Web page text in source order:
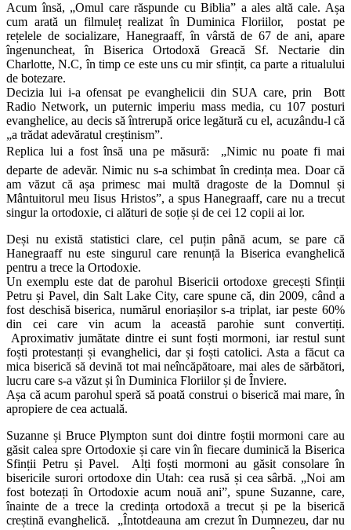
Acum însă, „Omul care răspunde cu Biblia” a ales altă cale. Așa
cum arată un filmuleț realizat în Duminica Floriilor, postat pe
rețelele de socializare, Hanegraaff, în vârstă de 67 de ani, apare
îngenuncheat, în Biserica Ortodoxă Greacă Sf. Nectarie din
Charlotte, N.C, în timp ce este uns cu mir sfințit, ca parte a ritualului
de botezare.
Decizia lui i-a ofensat pe evanghelicii din SUA care, prin Bott
Radio Network, un puternic imperiu mass media, cu 107 posturi
evanghelice, au decis să întrerupă orice legătură cu el, acuzându-l că
„a trădat adevăratul creștinism”.
Replica lui a fost însă una pe măsură: „Nimic nu poate fi mai
departe de adevăr. Nimic nu s-a schimbat în credința mea. Doar că
am văzut că așa primesc mai multă dragoste de la Domnul și
Mântuitorul meu Iisus Hristos”, a spus Hanegraaff, care nu a trecut
singur la ortodoxie, ci alături de soție și de cei 12 copii ai lor.
Deși nu există statistici clare, cel puțin până acum, se pare că
Hanegraaff nu este singurul care renunță la Biserica evanghelică
pentru a trece la Ortodoxie.
Un exemplu este dat de parohul Bisericii ortodoxe grecești Sfinții
Petru și Pavel, din Salt Lake City, care spune că, din 2009, când a
fost deschisă biserica, numărul enoriașilor s-a triplat, iar peste 60%
din cei care vin acum la această parohie sunt convertiți.
Aproximativ jumătate dintre ei sunt foști mormoni, iar restul sunt
foști protestanți și evanghelici, dar și foști catolici. Asta a făcut ca
mica biserică să devină tot mai neîncăpătoare, mai ales de sărbători,
lucru care s-a văzut și în Duminica Floriilor și de Înviere.
Așa că acum parohul speră să poată construi o biserică mai mare, în
apropiere de cea actuală.
Suzanne și Bruce Plympton sunt doi dintre foștii mormoni care au
găsit calea spre Ortodoxie și care vin în fiecare duminică la Biserica
Sfinții Petru și Pavel. Alți foști mormoni au găsit consolare în
bisericile surori ortodoxe din Utah: cea rusă și cea sârbă. „Noi am
fost botezați în Ortodoxie acum nouă ani”, spune Suzanne, care,
înainte de a trece la credința ortodoxă a trecut și pe la biserică
creștină evanghelică. „Întotdeauna am crezut în Dumnezeu, dar nu